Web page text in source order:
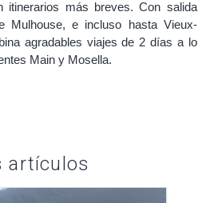
itinerarios más breves. Con salida
Mulhouse, e incluso hasta Vieux-
agradables viajes de 2 días a lo
Main y Mosella.
artículos